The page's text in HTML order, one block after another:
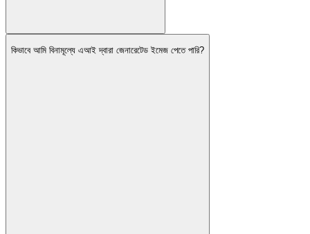
কিভাবে আমি বিনামূল্যে এআই দ্বারা জেনারেটেড ইমেজ পেতে পারি?